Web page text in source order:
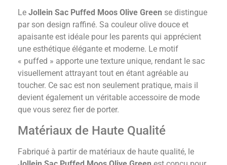
Le Jollein Sac Puffed Moos Olive Green se distingue
par son design raffiné. Sa couleur olive douce et
apaisante est idéale pour les parents qui apprécient
une esthétique élégante et moderne. Le motif
« puffed » apporte une texture unique, rendant le sac
visuellement attrayant tout en étant agréable au
toucher. Ce sac est non seulement pratique, mais il
devient également un véritable accessoire de mode
que vous serez fier de porter.
Matériaux de Haute Qualité
Fabriqué à partir de matériaux de haute qualité, le